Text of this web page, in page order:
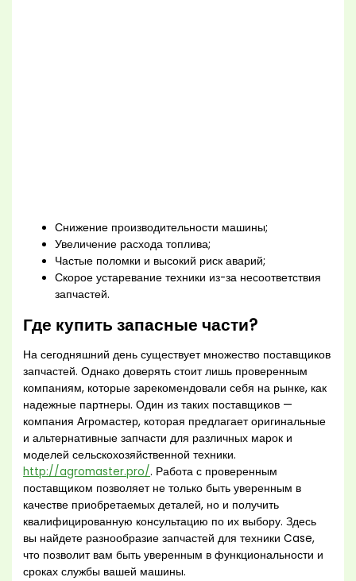
Снижение производительности машины;
Увеличение расхода топлива;
Частые поломки и высокий риск аварий;
Скорое устаревание техники из-за несоответствия
запчастей.
Где купить запасные части?
На сегодняшний день существует множество поставщиков
запчастей. Однако доверять стоит лишь проверенным
компаниям, которые зарекомендовали себя на рынке, как
надежные партнеры. Один из таких поставщиков —
компания Агромастер, которая предлагает оригинальные
и альтернативные запчасти для различных марок и
моделей сельскохозяйственной техники.
http://agromaster.pro/. Работа с проверенным
поставщиком позволяет не только быть уверенным в
качестве приобретаемых деталей, но и получить
квалифицированную консультацию по их выбору. Здесь
вы найдете разнообразие запчастей для техники Case,
что позволит вам быть уверенным в функциональности и
сроках службы вашей машины.